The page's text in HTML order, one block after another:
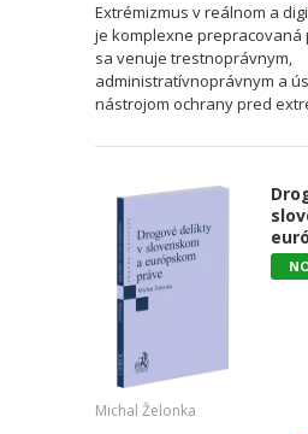
Extrémizmus v reálnom a
je komplexne prepracovaná
sa venuje trestnoprávnym,
administratívnoprávnym a
nástrojom ochrany pred
Michal Želonka